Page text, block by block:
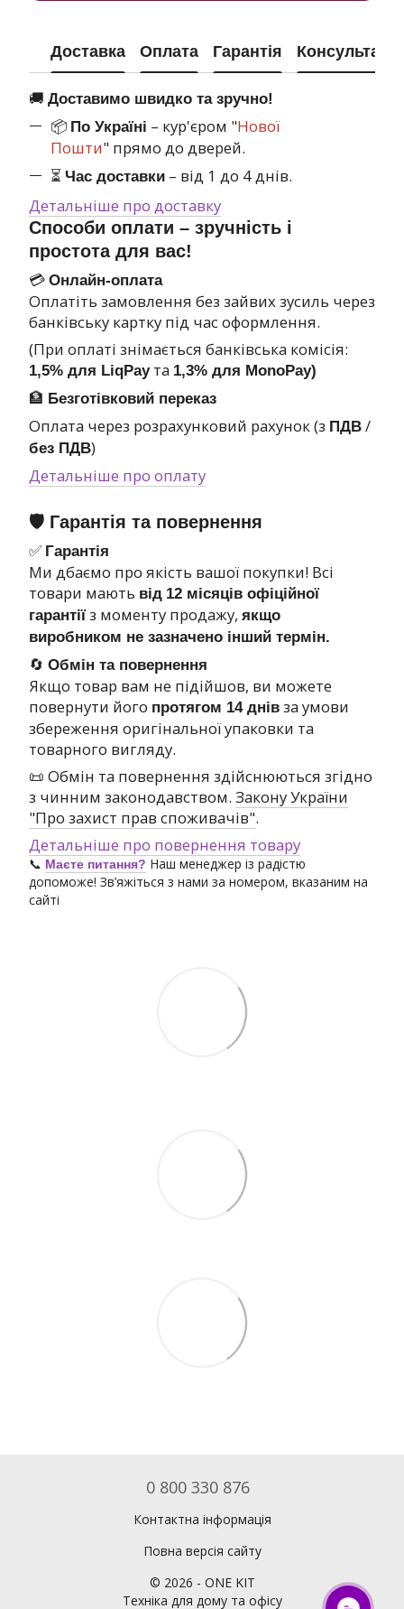
Доставка Оплата Гарантія Консультація
🚚 Доставимо швидко та зручно!
📦 По Україні – кур'єром "Нової
Пошти" прямо до дверей.
⏳ Час доставки – від 1 до 4 днів.
Детальніше про доставку
Способи оплати – зручність і
простота для вас!
💳 Онлайн-оплата
Оплатіть замовлення без зайвих зусиль через
банківську картку під час оформлення.
(При оплаті знімається банківська комісія:
1,5% для LiqPayта 1,3% для MonoPay)
🏦 Безготівковий переказ
Оплата через розрахунковий рахунок (з ПДВ /
без ПДВ)
Детальніше про оплату
🛡 Гарантія та повернення
✅ Гарантія
Ми дбаємо про якість вашої покупки! Всі
товари мають від 12 місяців офіційної
гарантії з моменту продажу, якщо
виробником не зазначено інший термін.
🔄 Обмін та повернення
Якщо товар вам не підійшов, ви можете
повернути його протягом 14 днів за умови
збереження оригінальної упаковки та
товарного вигляду.
📜 Обмін та повернення здійснюються згідно
з чинним законодавством. Закону України
"Про захист прав споживачів".
Детальніше про повернення товару
📞 Маєте питання? Наш менеджер із радістю
допоможе! Зв’яжіться з нами за номером, вказаним на
сайті
0 800 330 876
Контактна інформація
Повна версія сайту
© 2026 - ONE KIT
Техніка для дому та офісу
ОНЛАЙН ЧАТ